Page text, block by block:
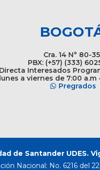
Cra. 14 N° 80-35
PBX: (+57) (333)
Interesados
a viernes de 7:00 a.m
Pregrados
de Santander UDES.
Nacional: No. 6216 del